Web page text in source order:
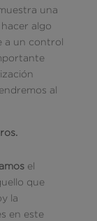
una
algo
a un control
al
el
que
la
en este